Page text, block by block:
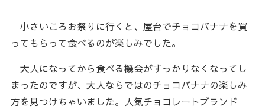
小さいころお祭りに行くと、屋台でチョコバナナを買
ってもらって食べるのが楽しみでした。
大人になってから食べる機会がすっかりなくなってし
まったのですが、大人ならではのチョコバナナの楽しみ
方を見つけちゃいました。人気チョコレートブランド